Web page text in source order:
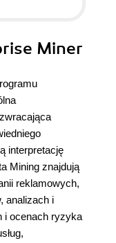
Miner
interpretację
Mining znajdują
reklamowych,
analizach i
i ocenach ryzyka